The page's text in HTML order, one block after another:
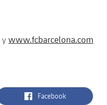
y www.fcbarcelona.com
label.aria.facebook
Facebook